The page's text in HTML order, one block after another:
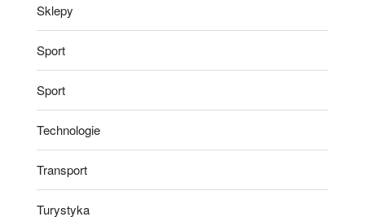
Sklepy
Sport
Sport
Technologie
Transport
Turystyka